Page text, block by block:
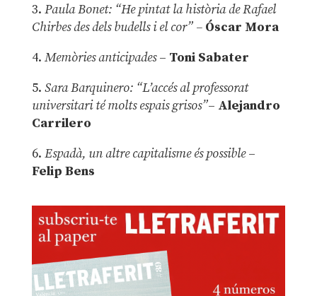
3. Paula Bonet: “He pintat la història de Rafael
Chirbes des dels budells i el cor” –Óscar Mora
4. Memòries anticipades– Toni Sabater
5. Sara Barquinero: “L’accés al professorat
universitari té molts espais grisos”– Alejandro
Carrilero
6. Espadà, un altre capitalisme és possible –
Felip Bens